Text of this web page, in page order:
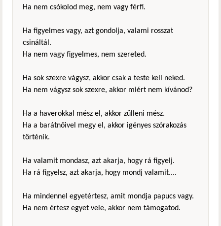
Ha nem csókolod meg, nem vagy férfi.
Ha figyelmes vagy, azt gondolja, valami rosszat
csináltál.
Ha nem vagy figyelmes, nem szereted.
Ha sok szexre vágysz, akkor csak a teste kell neked.
Ha nem vágysz sok szexre, akkor miért nem kívánod?
Ha a haverokkal mész el, akkor zülleni mész.
Ha a barátnőivel megy el, akkor igényes szórakozás
történik.
Ha valamit mondasz, azt akarja, hogy rá figyelj.
Ha rá figyelsz, azt akarja, hogy mondj valamit....
Ha mindennel egyetértesz, amit mondja papucs vagy.
Ha nem értesz egyet vele, akkor nem támogatod.